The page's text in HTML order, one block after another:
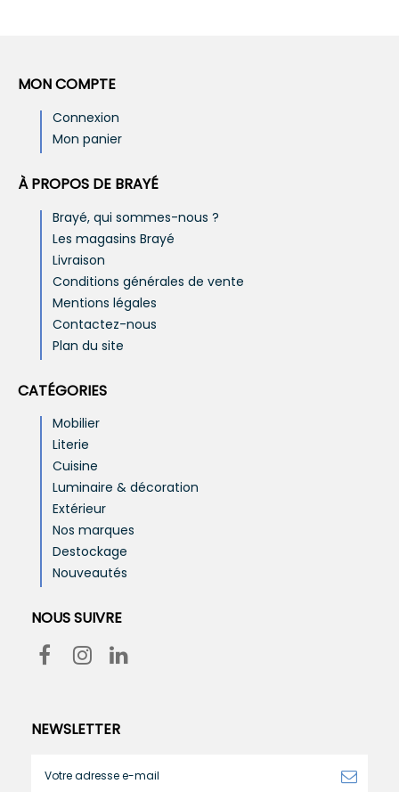
MON COMPTE
Connexion
Mon panier
À PROPOS DE BRAYÉ
Brayé, qui sommes-nous ?
Les magasins Brayé
Livraison
Conditions générales de vente
Mentions légales
Contactez-nous
Plan du site
CATÉGORIES
Mobilier
Literie
Cuisine
Luminaire & décoration
Extérieur
Nos marques
Destockage
Nouveautés
NOUS SUIVRE
NEWSLETTER